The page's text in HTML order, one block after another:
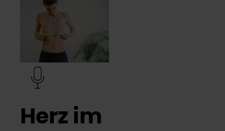
Herz im